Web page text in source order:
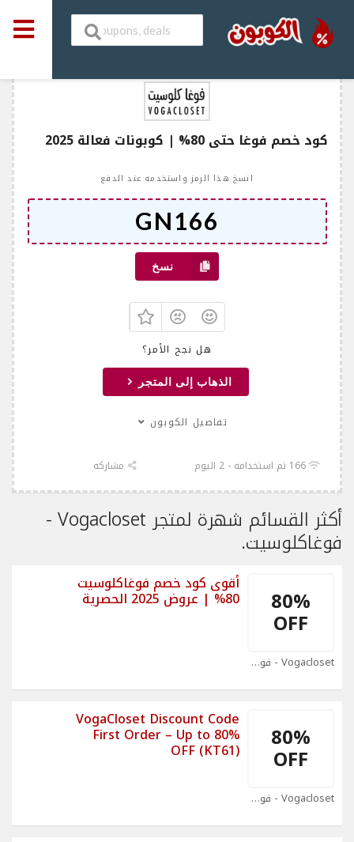
كود خصم فوغا حتى 80% | كوبونات فعالة 2025
انسخ هذا الرمز واستخدمه عند الدفع
نسخ
هل نجح الأمر؟
الذهاب إلى المتجر
تفاصيل الكوبون
166 تم استخدامه - 2 اليوم مشاركه
أكثر القسائم شهرة لمتجر Vogacloset -
فوغاكلوسيت.
80%
OFF
Vogacloset - فوغاكلوسيت Coupons
أقوى كود خصم فوغاكلوسيت
80% | عروض 2025 الحصرية
80%
OFF
Vogacloset - فوغاكلوسيت Coupons
VogaCloset Discount Code
First Order – Up to 80%
OFF (KT61)